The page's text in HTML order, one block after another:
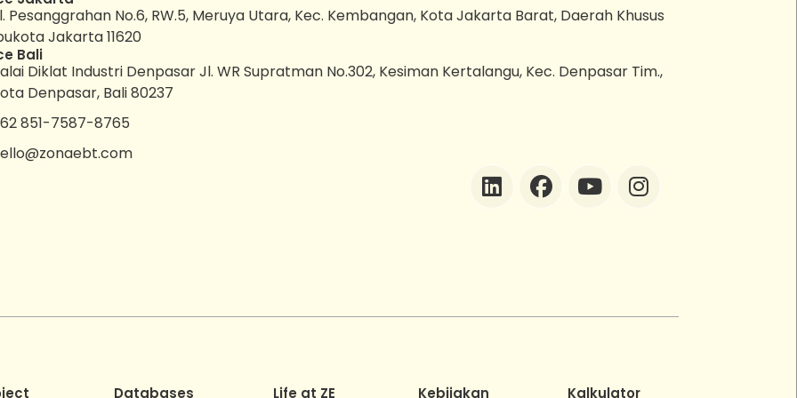
Pesanggrahan No.6, RW.5, Meruya Utara, Kec. Kembangan, Kota Jakarta Barat, Daerah Khusus
Jakarta 11620
Bali
Diklat Industri Denpasar Jl. WR Supratman No.302, Kesiman Kertalangu, Kec. Denpasar Tim.,
Denpasar, Bali 80237
851-7587-8765
Databases Life at ZE Kebijakan Kalkulator